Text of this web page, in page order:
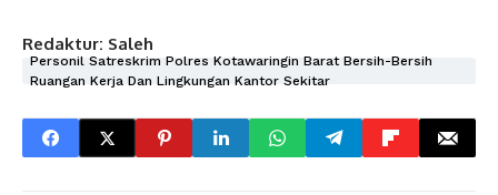
Redaktur: Saleh
Personil Satreskrim Polres Kotawaringin Barat Bersih-Bersih
Ruangan Kerja Dan Lingkungan Kantor Sekitar